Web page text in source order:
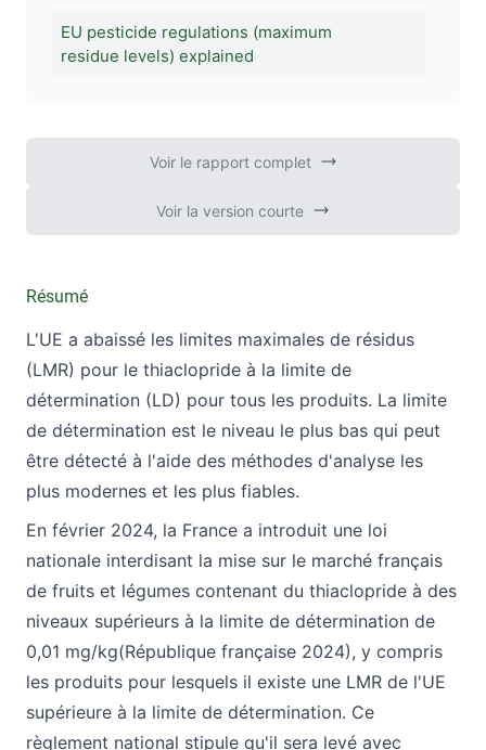
Voir le rapport complet
Voir la version courte
Résumé
L'UE a abaissé les limites maximales de résidus
(LMR) pour le thiaclopride à la limite de
détermination (LD) pour tous les produits. La limite
de détermination est le niveau le plus bas qui peut
être détecté à l'aide des méthodes d'analyse les
plus modernes et les plus fiables.
En février 2024, la France a introduit une loi
nationale interdisant la mise sur le marché français
de fruits et légumes contenant du thiaclopride à des
niveaux supérieurs à la limite de détermination de
0,01 mg/kg(République française 2024), y compris
les produits pour lesquels il existe une LMR de l'UE
supérieure à la limite de détermination. Ce
règlement national stipule qu'il sera levé avec
EU pesticide regulations (maximum
residue levels) explained